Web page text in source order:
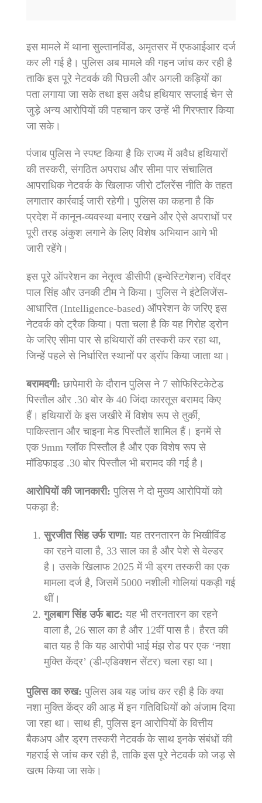
इस मामले में थाना सुल्तानविंड, अमृतसर में एफआईआर दर्ज
कर ली गई है। पुलिस अब मामले की गहन जांच कर रही है
ताकि इस पूरे नेटवर्क की पिछली और अगली कड़ियों का
पता लगाया जा सके तथा इस अवैध हथियार सप्लाई चेन से
जुड़े अन्य आरोपियों की पहचान कर उन्हें भी गिरफ्तार किया
जा सके।
पंजाब पुलिस ने स्पष्ट किया है कि राज्य में अवैध हथियारों
की तस्करी, संगठित अपराध और सीमा पार संचालित
आपराधिक नेटवर्क के खिलाफ जीरो टॉलरेंस नीति के तहत
लगातार कार्रवाई जारी रहेगी। पुलिस का कहना है कि
प्रदेश में कानून-व्यवस्था बनाए रखने और ऐसे अपराधों पर
पूरी तरह अंकुश लगाने के लिए विशेष अभियान आगे भी
जारी रहेंगे।
इस पूरे ऑपरेशन का नेतृत्व डीसीपी (इन्वेस्टिगेशन) रविंद्र
पाल सिंह और उनकी टीम ने किया। पुलिस ने इंटेलिजेंस-
आधारित (Intelligence-based) ऑपरेशन के जरिए इस
नेटवर्क को ट्रैक किया। पता चला है कि यह गिरोह ड्रोन
के जरिए सीमा पार से हथियारों की तस्करी कर रहा था,
जिन्हें पहले से निर्धारित स्थानों पर ड्रॉप किया जाता था।
बरामदगी: छापेमारी के दौरान पुलिस ने 7 सोफिस्टिकेटेड
पिस्तौल और .30 बोर के 40 जिंदा कारतूस बरामद किए
हैं। हथियारों के इस जखीरे में विशेष रूप से तुर्की,
पाकिस्तान और चाइना मेड पिस्तौलें शामिल हैं। इनमें से
एक 9mm ग्लॉक पिस्तौल है और एक विशेष रूप से
मॉडिफाइड .30 बोर पिस्तौल भी बरामद की गई है।
आरोपियों की जानकारी: पुलिस ने दो मुख्य आरोपियों को
पकड़ा है:
सुरजीत सिंह उर्फ राणा: यह तरनतारन के भिखीविंड
का रहने वाला है, 33 साल का है और पेशे से वेल्डर
है। उसके खिलाफ 2025 में भी ड्रग तस्करी का एक
मामला दर्ज है, जिसमें 5000 नशीली गोलियां पकड़ी गई
थीं।
गुलबाग सिंह उर्फ बाट: यह भी तरनतारन का रहने
वाला है, 26 साल का है और 12वीं पास है। हैरत की
बात यह है कि यह आरोपी भाई मंझ रोड पर एक ‘नशा
मुक्ति केंद्र’ (डी-एडिक्शन सेंटर) चला रहा था।
पुलिस का रुख: पुलिस अब यह जांच कर रही है कि क्या
नशा मुक्ति केंद्र की आड़ में इन गतिविधियों को अंजाम दिया
जा रहा था। साथ ही, पुलिस इन आरोपियों के वित्तीय
बैकअप और ड्रग तस्करी नेटवर्क के साथ इनके संबंधों की
गहराई से जांच कर रही है, ताकि इस पूरे नेटवर्क को जड़ से
खत्म किया जा सके।